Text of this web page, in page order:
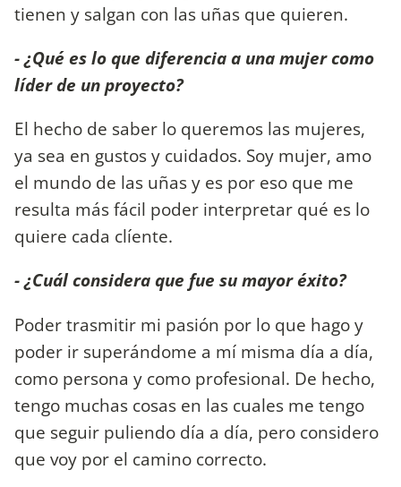
tienen y salgan con las uñas que quieren.
- ¿Qué es lo que diferencia a una mujer como
líder de un proyecto?
El hecho de saber lo queremos las mujeres,
ya sea en gustos y cuidados. Soy mujer, amo
el mundo de las uñas y es por eso que me
resulta más fácil poder interpretar qué es lo
quiere cada clíente.
- ¿Cuál considera que fue su mayor éxito?
Poder trasmitir mi pasión por lo que hago y
poder ir superándome a mí misma día a día,
como persona y como profesional. De hecho,
tengo muchas cosas en las cuales me tengo
que seguir puliendo día a día, pero considero
que voy por el camino correcto.